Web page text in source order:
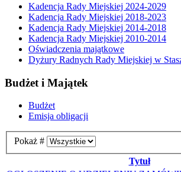
Kadencja Rady Miejskiej 2024-2029
Kadencja Rady Miejskiej 2018-2023
Kadencja Rady Miejskiej 2014-2018
Kadencja Rady Miejskiej 2010-2014
Oświadczenia majątkowe
Dyżury Radnych Rady Miejskiej w
Budżet i Majątek
Budżet
Emisja obligacji
Pokaż #
Tytuł